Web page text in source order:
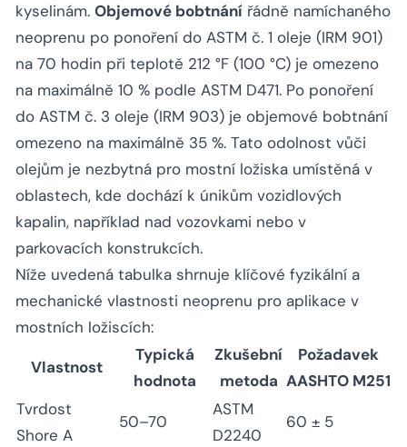
kyselinám. Objemové bobtnání řádně namíchaného
neoprenu po ponoření do ASTM č. 1 oleje (IRM 901)
na 70 hodin při teplotě 212 °F (100 °C) je omezeno
na maximálně 10 % podle ASTM D471. Po ponoření
do ASTM č. 3 oleje (IRM 903) je objemové bobtnání
omezeno na maximálně 35 %. Tato odolnost vůči
olejům je nezbytná pro mostní ložiska umístěná v
oblastech, kde dochází k únikům vozidlových
kapalin, například nad vozovkami nebo v
parkovacích konstrukcích.
Níže uvedená tabulka shrnuje klíčové fyzikální a
mechanické vlastnosti neoprenu pro aplikace v
mostních ložiscích:
Vlastnost
Typická
hodnota
Zkušební
metoda
Požadavek
AASHTO M251
Tvrdost
Shore A
50–70
ASTM
D2240
60 ± 5